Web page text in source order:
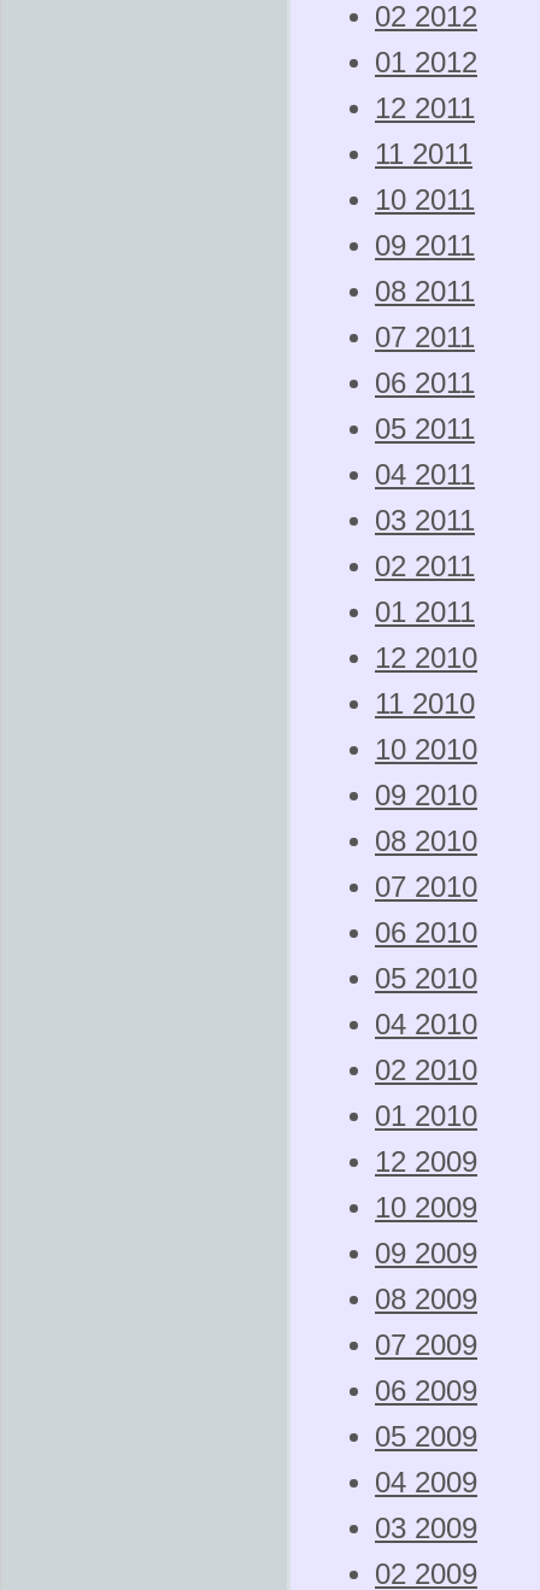
02 2012
01 2012
12 2011
11 2011
10 2011
09 2011
08 2011
07 2011
06 2011
05 2011
04 2011
03 2011
02 2011
01 2011
12 2010
11 2010
10 2010
09 2010
08 2010
07 2010
06 2010
05 2010
04 2010
02 2010
01 2010
12 2009
10 2009
09 2009
08 2009
07 2009
06 2009
05 2009
04 2009
03 2009
02 2009